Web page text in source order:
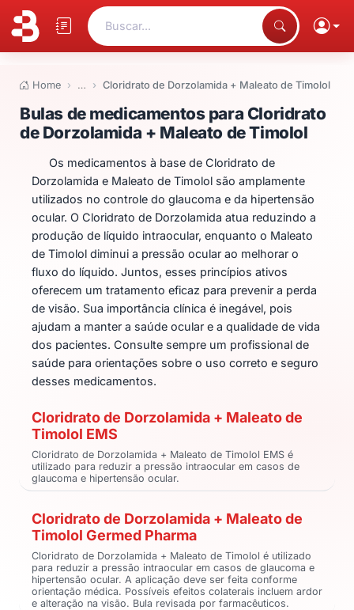
Buscar...
Home … Cloridrato de Dorzolamida + Maleato de Timolol
Bulas de medicamentos para
Bulas de medicamentos para Cloridrato
de Dorzolamida + Maleato de Timolol
Os medicamentos à base de Cloridrato de
Dorzolamida e Maleato de Timolol são amplamente
utilizados no controle do glaucoma e da hipertensão
ocular. O Cloridrato de Dorzolamida atua reduzindo a
produção de líquido intraocular, enquanto o Maleato
de Timolol diminui a pressão ocular ao melhorar o
fluxo do líquido. Juntos, esses princípios ativos
oferecem um tratamento eficaz para prevenir a perda
de visão. Sua importância clínica é inegável, pois
ajudam a manter a saúde ocular e a qualidade de vida
dos pacientes. Consulte sempre um profissional de
saúde para orientações sobre o uso correto e seguro
desses medicamentos.
Cloridrato de Dorzolamida + Maleato de
Timolol EMS
Cloridrato de Dorzolamida + Maleato de Timolol EMS é
utilizado para reduzir a pressão intraocular em casos de
glaucoma e hipertensão ocular.
Cloridrato de Dorzolamida + Maleato de
Timolol Germed Pharma
Cloridrato de Dorzolamida + Maleato de Timolol é utilizado
para reduzir a pressão intraocular em casos de glaucoma e
hipertensão ocular. A aplicação deve ser feita conforme
orientação médica. Possíveis efeitos colaterais incluem ardor
e alteração na visão. Bula revisada por farmacêuticos.